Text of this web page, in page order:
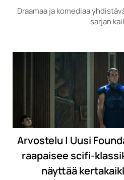
Draamaa ja komediaa
sarjan
Arvostelu | Uusi
raapaisee scifi-
näyttää